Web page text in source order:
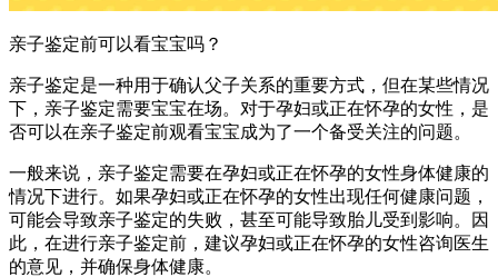
亲子鉴定前可以看宝宝吗？
亲子鉴定是一种用于确认父子关系的重要方式，但在某些情况
下，亲子鉴定需要宝宝在场。对于孕妇或正在怀孕的女性，是
否可以在亲子鉴定前观看宝宝成为了一个备受关注的问题。
一般来说，亲子鉴定需要在孕妇或正在怀孕的女性身体健康的
情况下进行。如果孕妇或正在怀孕的女性出现任何健康问题，
可能会导致亲子鉴定的失败，甚至可能导致胎儿受到影响。因
此，在进行亲子鉴定前，建议孕妇或正在怀孕的女性咨询医生
的意见，并确保身体健康。